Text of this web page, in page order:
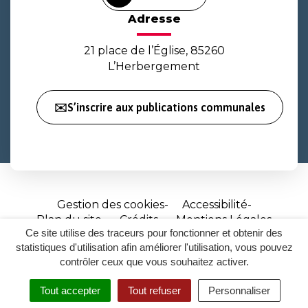
Ce site utilise des traceurs pour fonctionner et obtenir des
statistiques d'utilisation afin améliorer l'utilisation, vous pouvez
contrôler ceux que vous souhaitez activer.
Tout accepter Tout refuser Personnaliser
RECHERCHER
ACCESSIBILITÉ
Adresse
21 place de l’Église, 85260
L’Herbergement
✉️S’inscrire aux publications communales
Gestion des cookies
Accessibilité
Plan du site
Crédits
Mentions Légales
Site
réalisé
par
Inovagora